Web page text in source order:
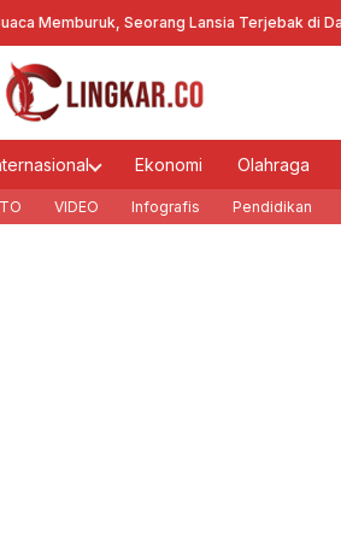
Memburuk, Seorang Lansia Terjebak di
Ekonomi Olahraga
VIDEO Infografis Pendidikan